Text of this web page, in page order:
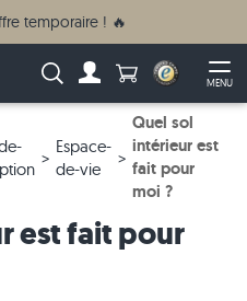
temporaire ! 🔥
MENU
Recherche :Anzahl
Espace-
de-vie
Quel sol
intérieur est
fait pour
moi ?
est fait pour